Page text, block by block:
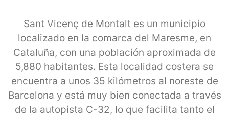
Sant Vicenç de Montalt es un municipio
localizado en la comarca del Maresme, en
Cataluña, con una población aproximada de
5,880 habitantes. Esta localidad costera se
encuentra a unos 35 kilómetros al noreste de
Barcelona y está muy bien conectada a través
de la autopista C-32, lo que facilita tanto el